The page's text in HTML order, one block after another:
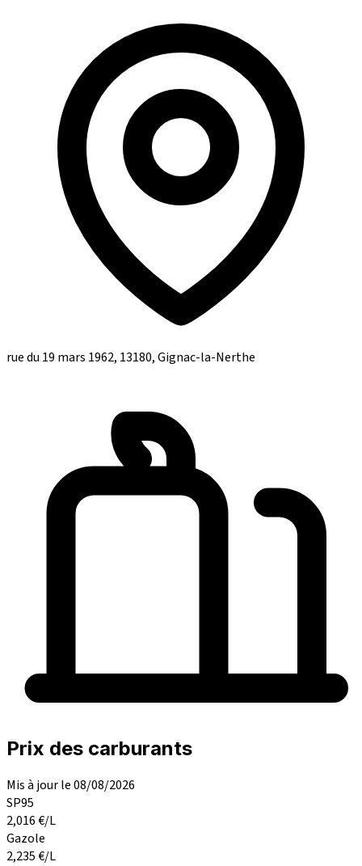
rue du 19 mars 1962, 13180, Gignac-la-Nerthe
Prix des carburants
Mis à jour le 08/08/2026
SP95
2,016€/L
Gazole
2,235€/L